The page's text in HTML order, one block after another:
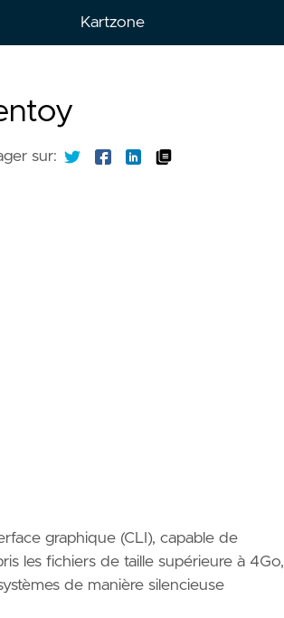
Kartzone
sur:
graphique (CLI), capable de
les fichiers de taille supérieure à 4Go,
de manière silencieuse